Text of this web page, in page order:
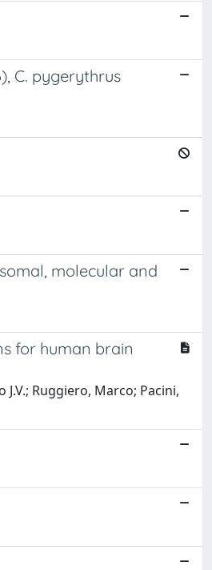
C. pygerythrus
molecular and
for human brain
Ruggiero, Marco; Pacini,